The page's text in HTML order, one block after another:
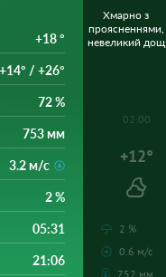
+18 °
+14° / +26°
72 %
753 мм
3.2 м/с
2 %
05:31
21:06
Хмарно з
проясненнями,
невеликий дощ
02:00
+12°
2 %
0.6 м/с
752 мм